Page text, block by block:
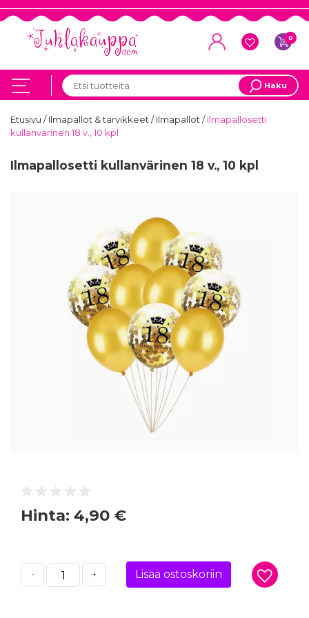
0
Haku
Etusivu /Ilmapallot & tarvikkeet/Ilmapallot/Ilmapallosetti
kullanvärinen 18 v., 10 kpl
Ilmapallosetti kullanvärinen 18 v., 10 kpl
Hinta: 4,90 €
- + Lisää ostoskoriin